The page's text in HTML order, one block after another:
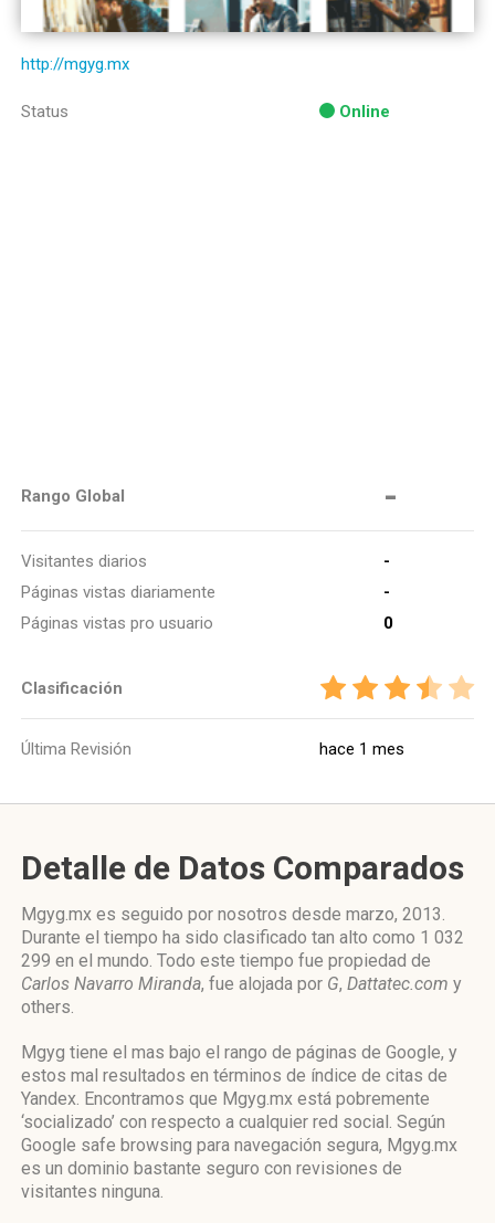
http://mgyg.mx
Status Online
Rango Global -
Visitantes diarios
-
Páginas vistas diariamente
-
Páginas vistas pro usuario
0
Clasificación
Última Revisión hace 1 mes
Detalle de Datos Comparados
Mgyg.mx es seguido por nosotros desde marzo, 2013.
Durante el tiempo ha sido clasificado tan alto como 1 032
299 en el mundo. Todo este tiempo fue propiedad de
Carlos Navarro Miranda, fue alojada por G, Dattatec.com y
others.
Mgyg tiene el mas bajo el rango de páginas de Google, y
estos mal resultados en términos de índice de citas de
Yandex. Encontramos que Mgyg.mx está pobremente
‘socializado’ con respecto a cualquier red social. Según
Google safe browsing para navegación segura, Mgyg.mx
es un dominio bastante seguro con revisiones de
visitantes ninguna.